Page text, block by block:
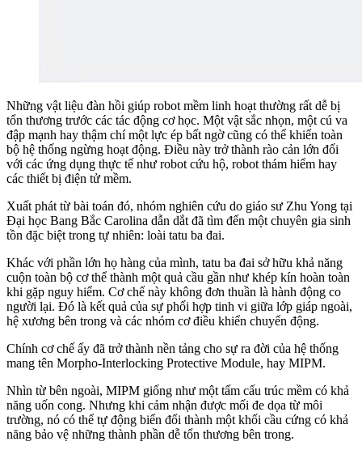
Những vật liệu đàn hồi giúp robot mềm linh hoạt thường rất dễ bị
tổn thương trước các tác động cơ học. Một vật sắc nhọn, một cú va
đập mạnh hay thậm chí một lực ép bất ngờ cũng có thể khiến toàn
bộ hệ thống ngừng hoạt động. Điều này trở thành rào cản lớn đối
với các ứng dụng thực tế như robot cứu hộ, robot thám hiểm hay
các thiết bị điện tử mềm.
Xuất phát từ bài toán đó, nhóm nghiên cứu do giáo sư Zhu Yong tại
Đại học Bang Bắc Carolina dẫn dắt đã tìm đến một chuyên gia sinh
tồn đặc biệt trong tự nhiên: loài tatu ba đai.
Khác với phần lớn họ hàng của mình, tatu ba đai sở hữu khả năng
cuộn toàn bộ cơ thể thành một quả cầu gần như khép kín hoàn toàn
khi gặp nguy hiểm. Cơ chế này không đơn thuần là hành động co
người lại. Đó là kết quả của sự phối hợp tinh vi giữa lớp giáp ngoài,
hệ xương bên trong và các nhóm cơ điều khiển chuyển động.
Chính cơ chế ấy đã trở thành nền tảng cho sự ra đời của hệ thống
mang tên Morpho-Interlocking Protective Module, hay MIPM.
Nhìn từ bên ngoài, MIPM giống như một tấm cấu trúc mềm có khả
năng uốn cong. Nhưng khi cảm nhận được mối đe dọa từ môi
trường, nó có thể tự động biến đổi thành một khối cầu cứng có khả
năng bảo vệ những thành phần dễ tổn thương bên trong.